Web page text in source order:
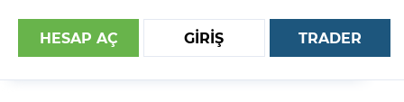
HESAP AÇ GİRİŞ TRADER